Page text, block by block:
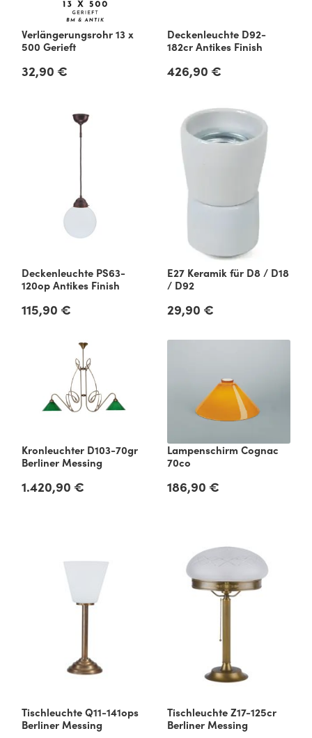
Verlängerungsrohr 13 x
500 Gerieft
Regulärer Preis:
32,90 €
Deckenleuchte D92-
182cr Antikes Finish
Regulärer Preis:
426,90 €
Deckenleuchte PS63-
120op Antikes Finish
Regulärer Preis:
115,90 €
E27 Keramik für D8 / D18
/ D92
Regulärer Preis:
29,90 €
Kronleuchter D103-70gr
Berliner Messing
Regulärer Preis:
1.420,90 €
Lampenschirm Cognac
70co
Regulärer Preis:
186,90 €
Tischleuchte Q11-141ops
Berliner Messing
Tischleuchte Z17-125cr
Berliner Messing